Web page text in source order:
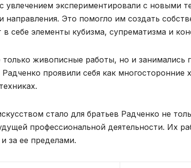
увлечением экспериментировали с новыми
направления. Это помогло им создать
в себе элементы кубизма, супрематизма и
живописные работы, но и занимались
проявили себя как
стало для братьев Радченко не
профессиональной деятельности. Их
за ее пределами.